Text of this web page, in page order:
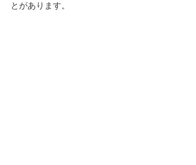
とがあります。